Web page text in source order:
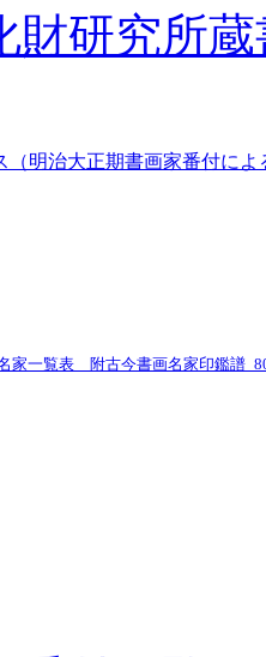
財研究所
（明治大正期書画家番付によ
家一覧表 附古今書画名家印鑑譜